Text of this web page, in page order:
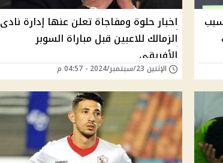
اخبار حلوة ومفاجاة تعلن عنها إدارة نادى
الزمالك للاعبين قبل مباراة السوبر
الأفريقي
الإثنين 23/سبتمبر/2024 - 04:57 م